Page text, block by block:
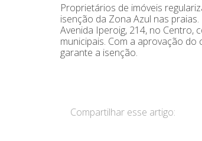
Proprietários de imóveis
isenção da Zona Azul nas
Avenida Iperoig, 214, no Centro,
municipais. Com a aprovação
garante a isenção.
Compartilhar esse artigo: